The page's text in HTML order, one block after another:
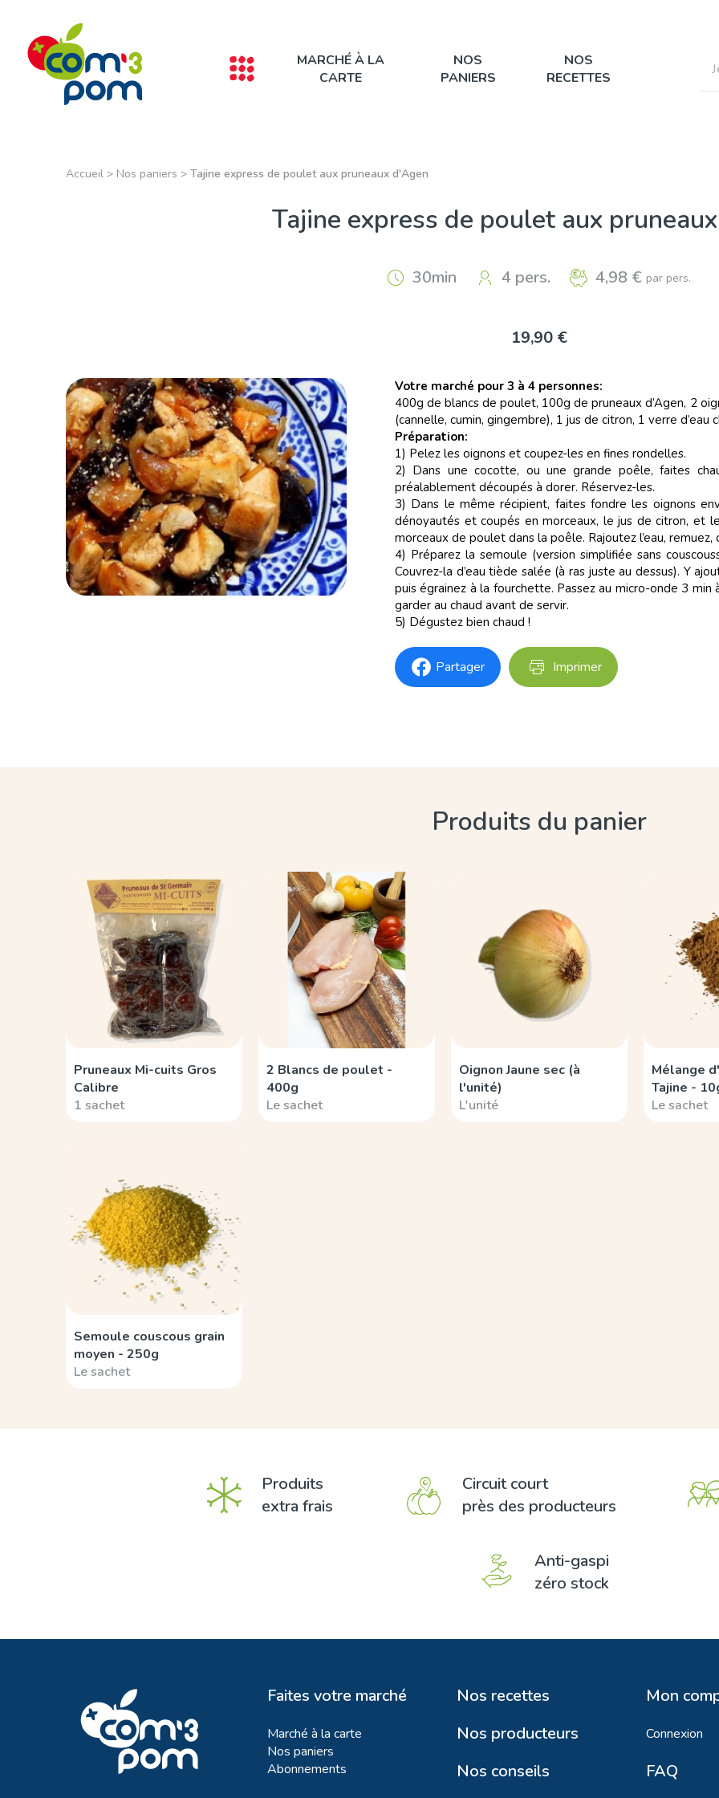
MARCHÉ À LA
CARTE
NOS
PANIERS
NOS
RECETTES
Accueil > Nos paniers > Tajine express de poulet aux pruneaux d'Agen
Tajine express de poulet aux
30min 4 pers. 4,98 € par pers.
19,90 €
Votre marché pour 3 à 4 personnes:
400g de blancs de poulet, 100g de pruneaux d’Agen, 2
(cannelle, cumin, gingembre), 1 jus de citron, 1 verre d’eau
Préparation:
1) Pelez les oignons et coupez-les en fines rondelles.
2) Dans une cocotte, ou une grande poêle, faites
préalablement découpés à dorer. Réservez-les.
3) Dans le même récipient, faites fondre les oignons
dénoyautés et coupés en morceaux, le jus de citron, et
morceaux de poulet dans la poêle. Rajoutez l’eau,
4) Préparez la semoule (version simplifiée sans
Couvrez-la d’eau tiède salée (à ras juste au dessus). Y
puis égrainez à la fourchette. Passez au micro-onde 3 min
garder au chaud avant de servir.
5) Dégustez bien chaud !
Partager Imprimer
Produits du panier
Pruneaux Mi-cuits Gros
Calibre
1 sachet
2 Blancs de poulet -
400g
Le sachet
Oignon Jaune sec (à
l'unité)
L'unité
Mélange
Tajine -
Le sachet
Semoule couscous grain
moyen - 250g
Le sachet
Produits
extra frais
Circuit court
près des producteurs
Anti-gaspi
zéro stock
Faites votre marché
Marché à la carte
Nos paniers
Abonnements
Nos recettes
Nos producteurs
Nos conseils
Mon
Connexion
FAQ